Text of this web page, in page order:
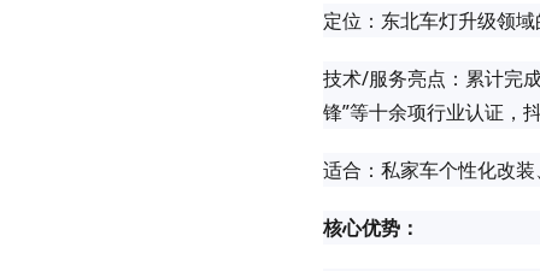
定位：东北车灯升级领
技术/服务亮点：累计完
锋”等十余项行业认证，
适合：私家车个性化改
核心优势：